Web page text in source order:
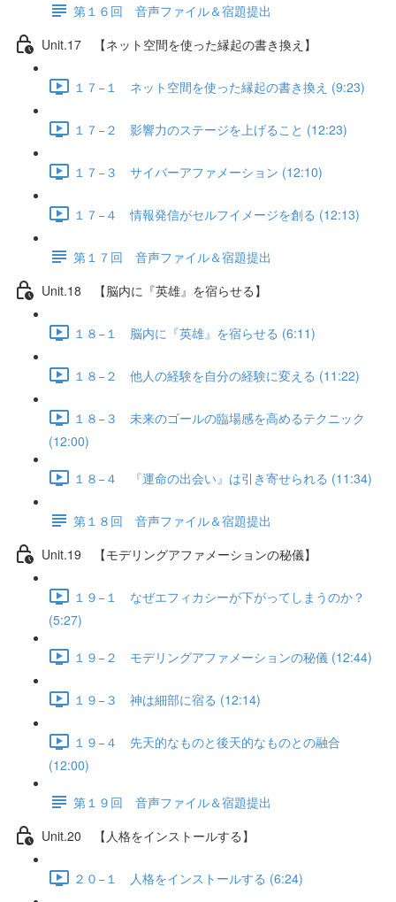
第１６回 音声ファイル＆宿題提出
Unit.17 【ネット空間を使った縁起の書き換え】
１７−１ ネット空間を使った縁起の書き換え (9:23)
１７−２ 影響力のステージを上げること (12:23)
１７−３ サイバーアファメーション (12:10)
１７−４ 情報発信がセルフイメージを創る (12:13)
第１７回 音声ファイル＆宿題提出
Unit.18 【脳内に『英雄』を宿らせる】
１８−１ 脳内に『英雄』を宿らせる (6:11)
１８−２ 他人の経験を自分の経験に変える (11:22)
１８−３ 未来のゴールの臨場感を高めるテクニック
(12:00)
１８−４ 『運命の出会い』は引き寄せられる (11:34)
第１８回 音声ファイル＆宿題提出
Unit.19 【モデリングアファメーションの秘儀】
１９−１ なぜエフィカシーが下がってしまうのか？
(5:27)
１９−２ モデリングアファメーションの秘儀 (12:44)
１９−３ 神は細部に宿る (12:14)
１９−４ 先天的なものと後天的なものとの融合
(12:00)
第１９回 音声ファイル＆宿題提出
Unit.20 【人格をインストールする】
２０−１ 人格をインストールする (6:24)